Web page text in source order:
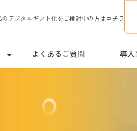
のデジタルギフト化をご検討中の方はコチラ
よくあるご質問 導入